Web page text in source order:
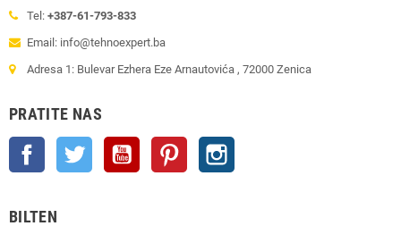
Tel: +387-61-793-833
Email: info@tehnoexpert.ba
Adresa 1: Bulevar Ezhera Eze Arnautovića , 72000 Zenica
PRATITE NAS
Facebook Twitter YouTube Pinterest
BILTEN